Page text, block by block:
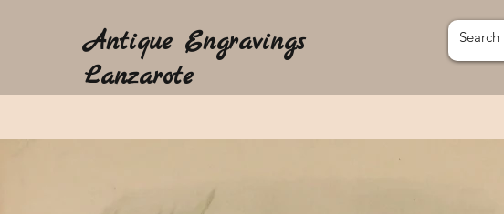
Antique Engravings
Lanzarote